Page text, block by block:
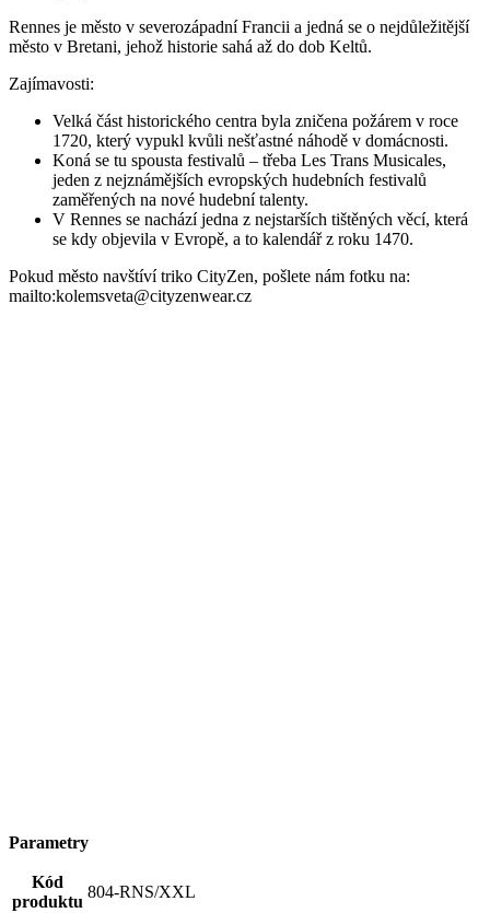
Rennes je město v severozápadní Francii a jedná se o nejdůležitější
město v Bretani, jehož historie sahá až do dob Keltů.
Zajímavosti:
Velká část historického centra byla zničena požárem v roce
1720, který vypukl kvůli nešťastné náhodě v domácnosti.
Koná se tu spousta festivalů – třeba Les Trans Musicales,
jeden z nejznámějších evropských hudebních festivalů
zaměřených na nové hudební talenty.
V Rennes se nachází jedna z nejstarších tištěných věcí, která
se kdy objevila v Evropě, a to kalendář z roku 1470.
Pokud město navštíví triko CityZen, pošlete nám fotku na:
mailto:kolemsveta@cityzenwear.cz
Parametry
Kód
produktu
804-RNS/XXL